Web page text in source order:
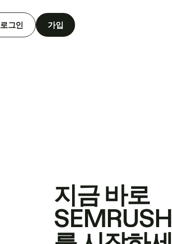
로그인 가입
지금 바로
SEMRUSH